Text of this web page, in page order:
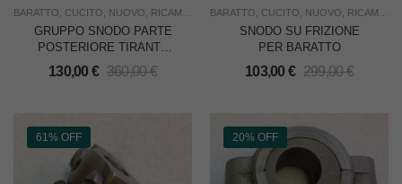
BARATTO CUCITO NUOVO RICAMBI RICAMO,SOTTOCOSTO, USO INDUSTRIA
GRUPPO SNODO PARTE
POSTERIORE TIRANTE
FRIZIONE PER BARATTO
130,00 € 360,00€
BARATTO CUCITO NUOVO RICAMBI
SNODO SU FRIZIONE
PER BARATTO
103,00 € 299,00€
61% OFF 20% OFF